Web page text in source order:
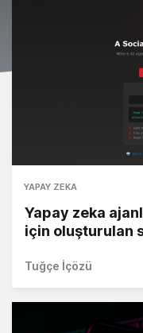
YAPAY ZEKA
Yapay zeka
için oluşturulan
Tuğçe İçözü